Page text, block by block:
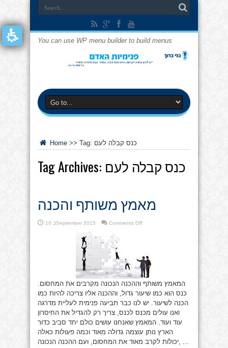
You can use WP menu builder to build menus
Home >> Tag: כנס קבלה לעם
Tag Archives: כנס קבלה לעם
מאמץ משותף והכנה
10 בSeptember 2015 Comments Offon
המאמץ משותף וההכנה הנכונה מקרבים את המחסום.
כנס הוא כמו שיעור גדול, וההכנה אליו צריכה להיות כמו
הכנה לשיעור. יש לנו כבר תביעה פנימית לעליית מדרגה
ואנו עולים מכנס לכנס, צריך רק להגדיל את החיסרון
עוד ועוד. המאמץ שאנחנו עושים כולם יחד סביב כדור
הארץ נותן עוצמה גדולה מאוד וכמה פעולות כאלה
יכולות לקרב מאוד את המחסום, ועם ההכנה הנכונה, ...